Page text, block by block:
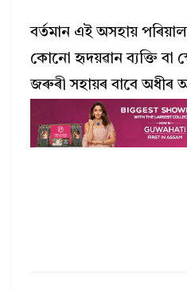
বৰ্তমান এই অসহায়
কোনো হৃদয়ৱান ব্যক্তি বা
জৰুৰী সহায়ৰ বাবে অধীৰ